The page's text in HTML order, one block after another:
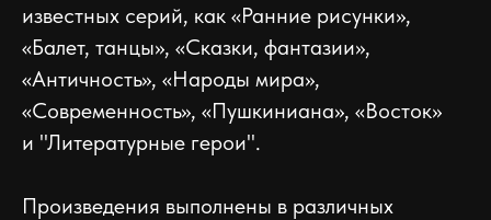
известных серий, как «Ранние рисунки»,
«Балет, танцы», «Сказки, фантазии»,
«Античность», «Народы мира»,
«Современность», «Пушкиниана», «Восток»
и "Литературные герои".
Произведения выполнены в различных